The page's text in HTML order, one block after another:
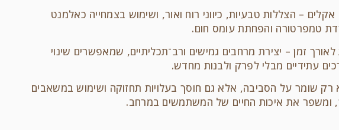
אקלים – הצללות טבעיות, כיווני רוח ואור, ושימוש בצמחייה כאלמנט
טמפרטורה והפחתת עומס חום.
לאורך זמן – יצירת מרחבים גמישים ורב־תכליתיים, שמאפשרים שינוי
עתידיים מבלי לפרק ולבנות מחדש.
רק שומר על הסביבה, אלא גם חוסך בעלויות תחזוקה ושימוש במשאבים
ומשפר את איכות החיים של המשתמשים במרחב.